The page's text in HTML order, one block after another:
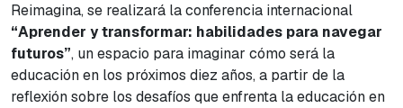
Reimagina, se realizará la conferencia internacional
“Aprender y transformar: habilidades para navegar
futuros”, un espacio para imaginar cómo será la
educación en los próximos diez años, a partir de la
reflexión sobre los desafíos que enfrenta la educación en